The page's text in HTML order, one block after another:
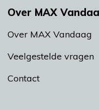
Over MAX
Over MAX Vandaag
Veelgestelde vragen
Contact